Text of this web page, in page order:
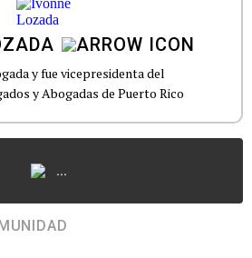
y fue vicepresidenta del
y Abogadas de Puerto Rico
...